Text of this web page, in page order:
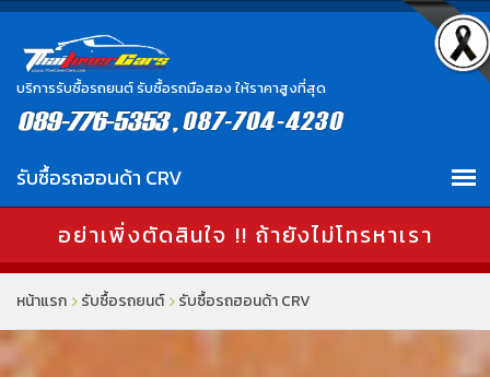
บริการรับซื้อรถยนต์ รับซื้อรถมือสอง ให้ราคาสูงที่สุด
อย่าเพิ่งตัดสินใจ !! ถ้ายังไม่โทรหาเรา
หน้าแรก รับซื้อรถยนต์ รับซื้อรถฮอนด้า CRV